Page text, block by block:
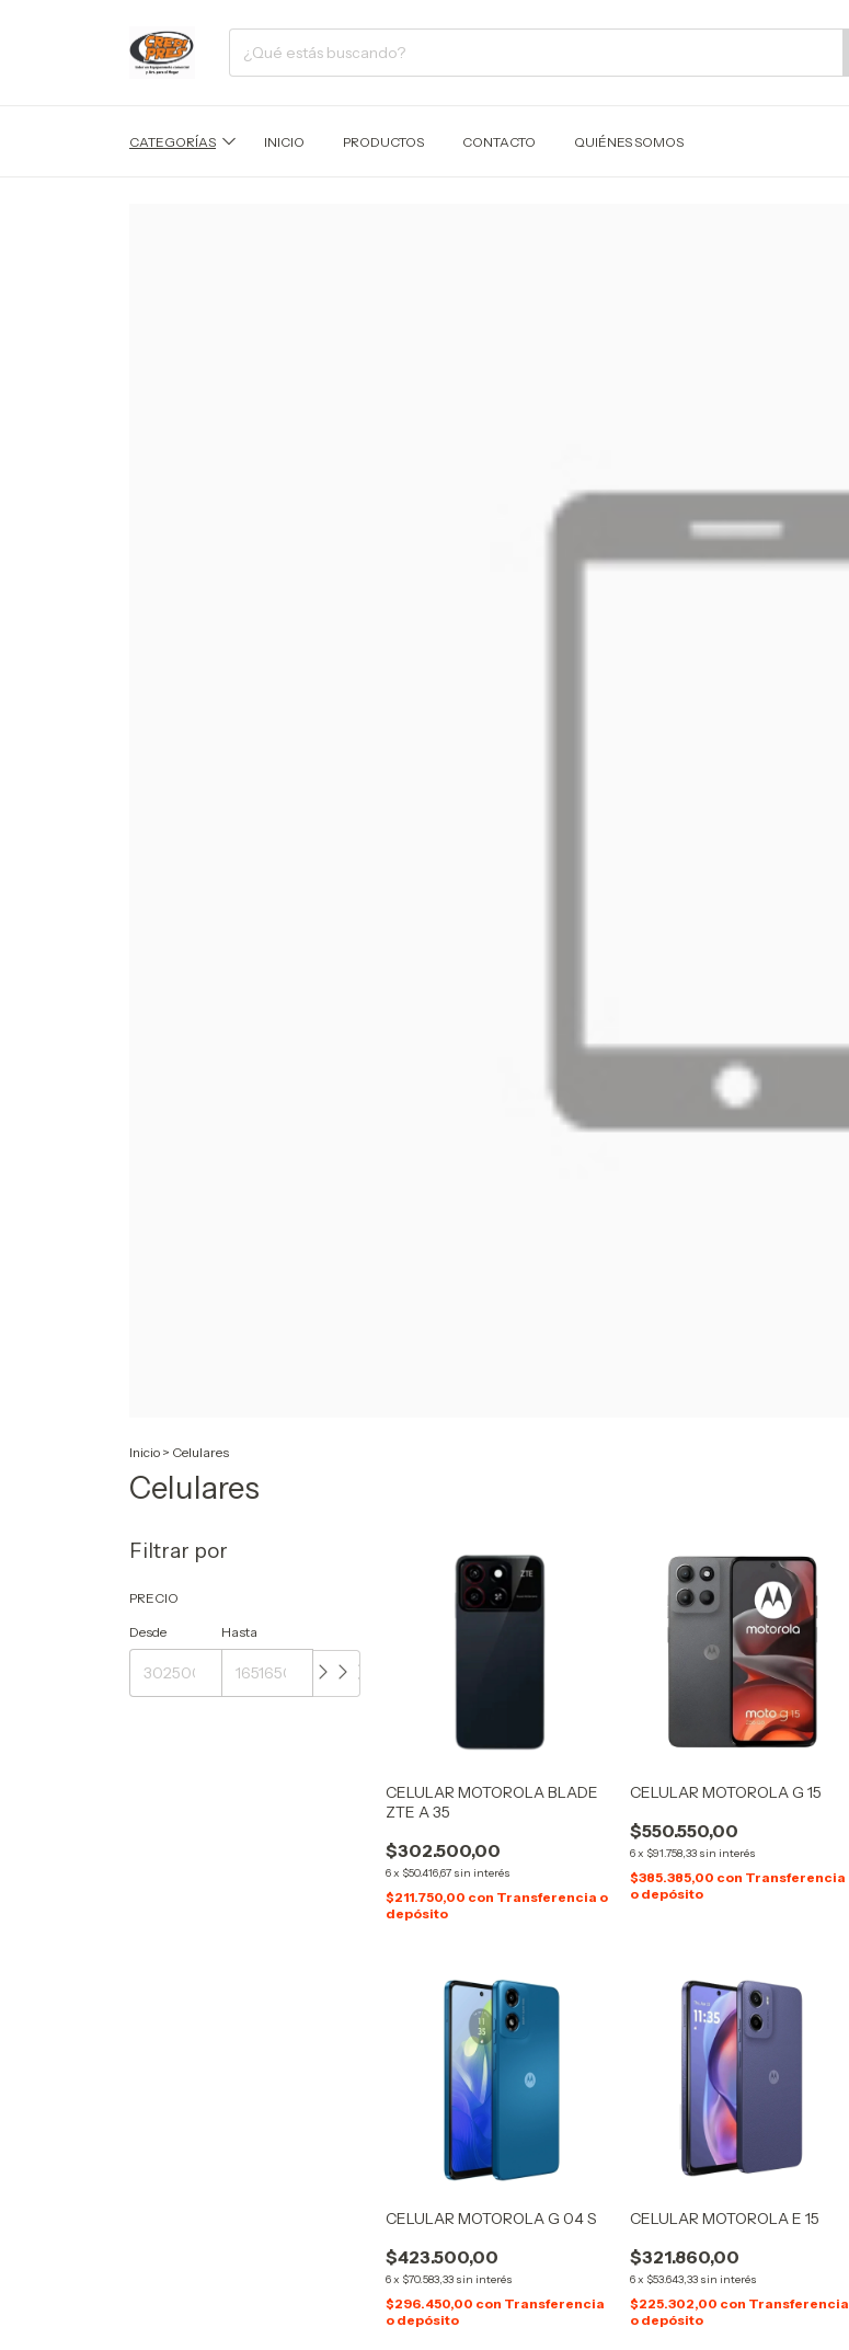
CATEGORÍAS INICIO PRODUCTOS CONTACTO QUIÉNES SOMOS
Inicio > Celulares
Celulares
Filtrar por
PRECIO
Desde Hasta
CELULAR MOTOROLA BLADE
ZTE A 35
$302.500,00
6x $50.416,67 sin interés
$211.750,00 con Transferencia o
depósito
CELULAR MOTOROLA G 15
$550.550,00
6x $91.758,33 sin interés
$385.385,00 con Transferencia
o depósito
CELULAR MOTOROLA G 04 S
$423.500,00
6x $70.583,33 sin interés
$296.450,00 con Transferencia
o depósito
CELULAR MOTOROLA E 15
$321.860,00
6x $53.643,33 sin interés
$225.302,00 con Transferencia
o depósito